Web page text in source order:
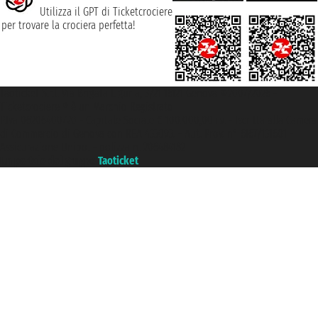
Utilizza il GPT di Ticketcrociere
per trovare la crociera perfetta!
Taoticket